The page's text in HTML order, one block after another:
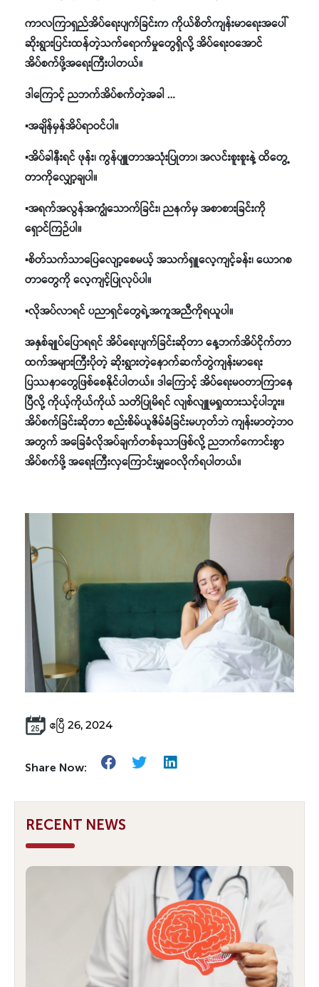
ကာလကြာရှည်အိပ်ရေးပျက်ခြင်းက ကိုယ်စိတ်ကျန်းမာရေးအပေါ်
ဆိုးရွားပြင်းထန်တဲ့သက်ရောက်မှုတွေရှိလို့ အိပ်ရေးဝအောင်
အိပ်စက်ဖို့အရေးကြီးပါတယ်။
ဒါကြောင့် ညဘက်အိပ်စက်တဲ့အခါ …
▪️အချိန်မှန်အိပ်ရာဝင်ပါ။
▪️အိပ်ခါနီးရင် ဖုန်း၊ ကွန်ပျူတာအသုံးပြုတာ၊ အလင်းစူးစူးနဲ့ ထိတွေ့
တာကိုလျှော့ချပါ။
▪️အရက်အလွန်အကျွံသောက်ခြင်း၊ ညနက်မှ အစာစားခြင်းကို
ရှောင်ကြဉ်ပါ။
▪️စိတ်သက်သာပြေလျော့စေမယ့် အသက်ရှူလေ့ကျင့်ခန်း၊ ယောဂစ
တာတွေကို လေ့ကျင့်ပြုလုပ်ပါ။
▪️လိုအပ်လာရင် ပညာရှင်တွေရဲ့အကူအညီကိုရယူပါ။
အနှစ်ချုပ်ပြောရရင် အိပ်ရေးပျက်ခြင်းဆိုတာ နေ့ဘက်အိပ်ငိုက်တာ
ထက်အများကြီးပိုတဲ့ ဆိုးရွားတဲ့နောက်ဆက်တွဲကျန်းမာရေး
ပြဿနာတွေဖြစ်စေနိုင်ပါတယ်။ ဒါကြောင့် အိပ်ရေးမဝတာကြာနေ
ပြီလို့ ကိုယ့်ကိုယ်ကိုယ် သတိပြုမိရင် လျစ်လျူမရှုထားသင့်ပါဘူး။
အိပ်စက်ခြင်းဆိုတာ စည်းစိမ်ယူဇိမ်ခံခြင်းမဟုတ်ဘဲ ကျန်းမာတဲ့ဘဝ
အတွက် အခြေခံလိုအပ်ချက်တစ်ခုသာဖြစ်လို့ ညဘက်ကောင်းစွာ
အိပ်စက်ဖို့ အရေးကြီးလှကြောင်းမျှဝေလိုက်ရပါတယ်။
ဧပြီ 26, 2024
Share Now:
RECENT NEWS